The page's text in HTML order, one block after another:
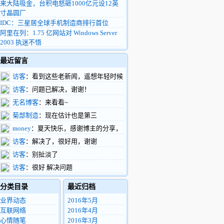
来大陆吸金，台积电怒砸1000亿元设12英
寸晶圆厂
IDC：三星居全球手机制造商排行首位
阿里在列：1.75 亿网站对 Windows Server
2003 执迷不悟
最近留言
访客：看到这些老新闻，遥想年轻时候
的我，整天扑在富士康车间做验证，真有活
力啊
访客：问题已解决，谢谢！
无名博客：来看看~
菊部制造：现在估计也是第三
money：夏天快乐，感谢博主的分享，
支持了。
访客：解决了，很好用，谢谢
访客：别扯淡了
访客：很好 解决问题
分类目录
业界动态
互联网络
心情随笔
最近归档
2016年5月
2016年4月
2016年3月